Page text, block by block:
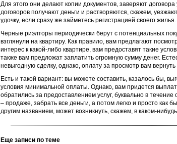
Для этого они делают копии документов, заверяют
договоров получают деньги и растворяются, скажем,
удочку, если сразу же займетесь регистрацией своего жилья.
Черные риэлторы периодически берут с потенциальных
взглянули на квартиру. Как правило, вам предлагают
интерес к какой-либо квартире, вам предоставят такие
также вам предложат заплатить огромную сумму денег.
невыгодную сделку, однако, оплату за просмотр вам вернуть
Есть и такой вариант: вы можете составить, казалось бы,
условия минимальной оплаты. Однако, вам придется
обратились за предоставлением услуг, буквально в
– продаже, забрать все деньги, а потом легко и просто как
другим названием, может возникнуть, скажем, в каком-
Еще записи по теме